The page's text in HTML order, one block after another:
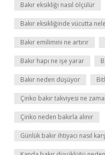
Bakır eksikliği nasıl ölçülür
Bakır eksikliğinde vücutta
Bakır emilimini ne artırır
Bakır hapı ne işe yarar
Bakır neden düşüyor
Çinko bakır takviyesi ne
Çinko neden bakırla alınır
Günlük bakır ihtiyacı nasıl